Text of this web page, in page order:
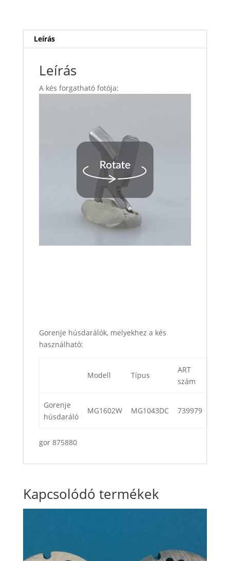
Leírás
Leírás
A kés forgatható fotója:
Gorenje húsdarálók, melyekhez a kés
használható:
Modell Típus
ART
szám
Gorenje
húsdaráló
MG1602W MG1043DC 739979
gor 875880
Kapcsolódó termékek